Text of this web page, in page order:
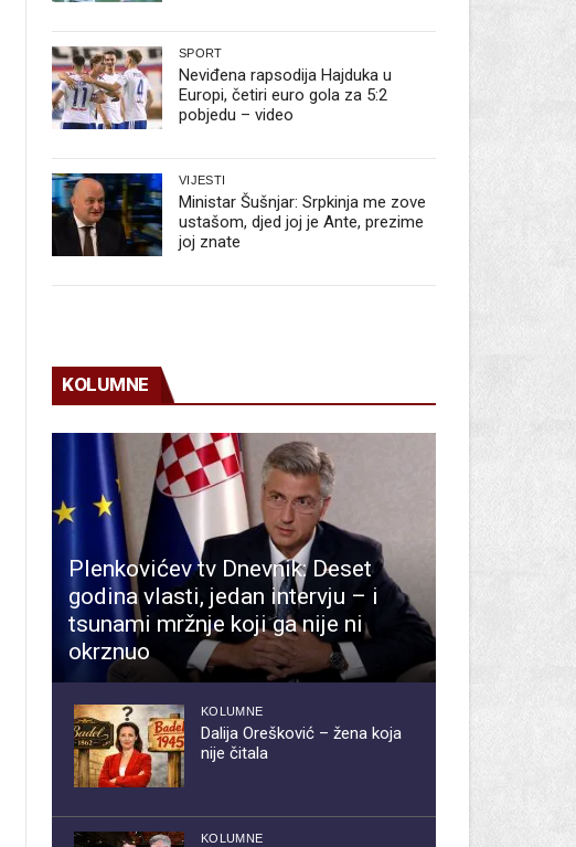
SPORT
Neviđena rapsodija Hajduka u
Europi, četiri euro gola za 5:2
pobjedu – video
VIJESTI
Ministar Šušnjar: Srpkinja me zove
ustašom, djed joj je Ante, prezime
joj znate
KOLUMNE
Plenkovićev tv Dnevnik: Deset
godina vlasti, jedan intervju – i
tsunami mržnje koji ga nije ni
okrznuo
KOLUMNE
Dalija Orešković – žena koja
nije čitala
KOLUMNE